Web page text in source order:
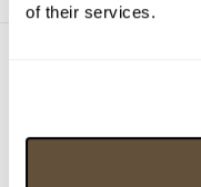
of their services.